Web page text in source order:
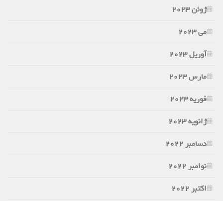
ژوئن 2023
می 2023
آوریل 2023
مارس 2023
فوریه 2023
ژانویه 2023
دسامبر 2022
نوامبر 2022
اکتبر 2022